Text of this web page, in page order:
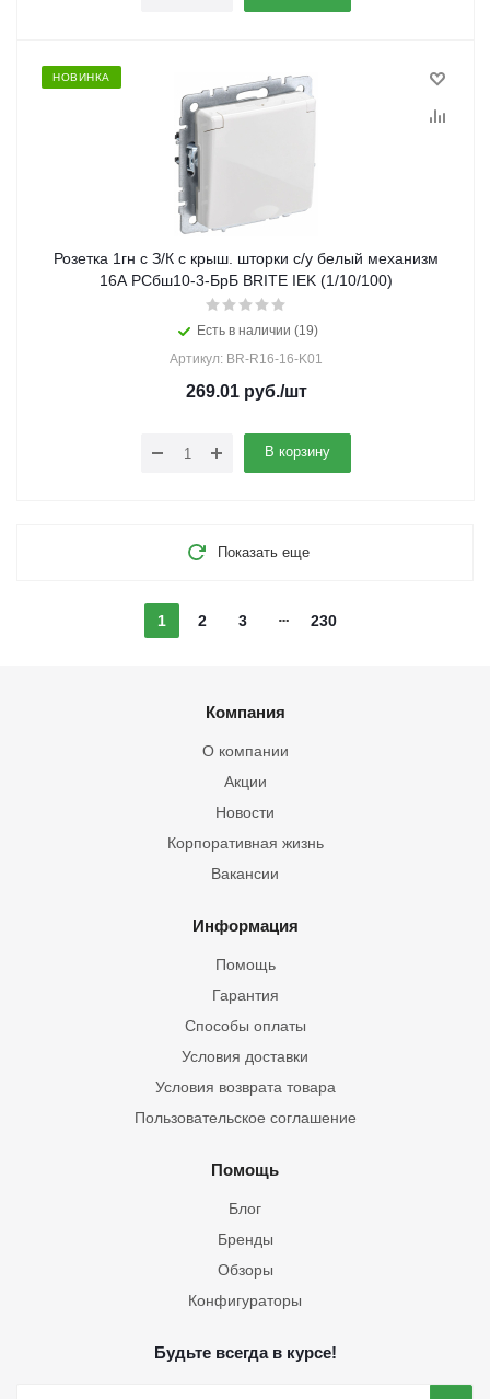
НОВИНКА
Розетка 1гн с З/К с крыш. шторки с/у белый механизм
16А РСбш10-3-БрБ BRITE IEK (1/10/100)
Есть в наличии (19)
Артикул: BR-R16-16-K01
269.01руб./шт
В корзину
Показать еще
1 2 3 230
Компания
О компании
Акции
Новости
Корпоративная жизнь
Вакансии
Информация
Помощь
Гарантия
Способы оплаты
Условия доставки
Условия возврата товара
Пользовательское соглашение
Помощь
Блог
Бренды
Обзоры
Конфигураторы
Будьте всегда в курсе!